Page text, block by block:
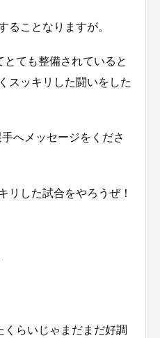
ことなりますが。
ても整備されていると
スッキリした闘いをした
へメッセージをくださ
リした試合をやろうぜ！
らいじゃまだまだ好調